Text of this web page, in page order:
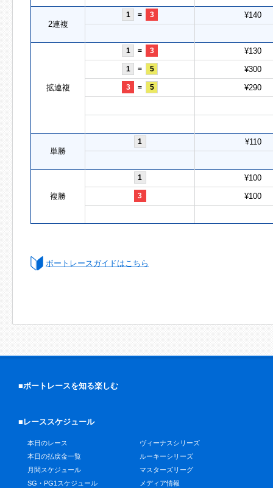
2連複
1 = 3 ¥140
拡連複
1 = 3 ¥130
1 = 5 ¥300
3 = 5 ¥290
単勝
1 ¥110
複勝
1 ¥100
3 ¥100
ボートレースガイドはこちら
■ボートレースを知る楽しむ
■レーススケジュール
本日のレース
本日の払戻金一覧
月間スケジュール
SG・PG1スケジュール
ヴィーナスシリーズ
ルーキーシリーズ
マスターズリーグ
メディア情報